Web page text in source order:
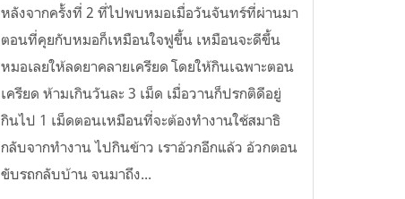
หลังจากครั้งที่ 2 ที่ไปพบหมอเมื่อวันจันทร์ที่ผ่านมา
ตอนที่คุยกับหมอก็เหมือนใจฟูขึ้น เหมือนจะดีขึ้น
หมอเลยให้ลดยาคลายเครียด โดยให้กินเฉพาะตอน
เครียด ห้ามเกินวันละ 3 เม็ด เมื่อวานก็ปรกติดีอยู่
กินไป 1 เม็ดตอนเหมือนที่จะต้องทำงานใช้สมาธิ
กลับจากทำงาน ไปกินข้าว เราอ้วกอีกแล้ว อ้วกตอน
ขับรถกลับบ้าน จนมาถึง...